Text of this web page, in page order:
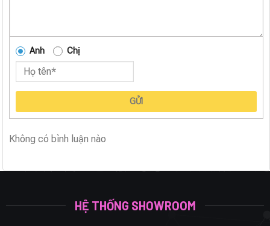
Anh Chị
GỬI
Không có bình luận nào
HỆ THỐNG SHOWROOM